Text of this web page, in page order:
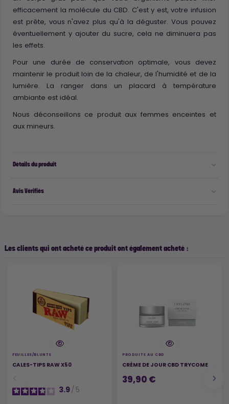
efficacement la molécule du CBD. C'est y est, votre infusion
est prête, vous n'avez plus qu'à la déguster. Vous pouvez
éventuellement y ajouter du sucre, cela ne diminuera pas
les effets.
Pour une durée de conservation optimale, vous devez
maintenir le produit loin de la chaleur, de l'humidité et de la
lumière. La ranger dans un placard à température
ambiante est idéal.
Nous déconseillons ce produit aux femmes enceintes et
aux mineurs.
Détails du produit
Avis Vérifiés
Les clients qui ont acheté ce produit ont également acheté :
FEUILLES/BLUNTS
CALES-TIPS RAW X50
3.9/ 5
PRODUITS AU CBD
CRÈME DE JOUR CBD TRYCOME
39,90 €